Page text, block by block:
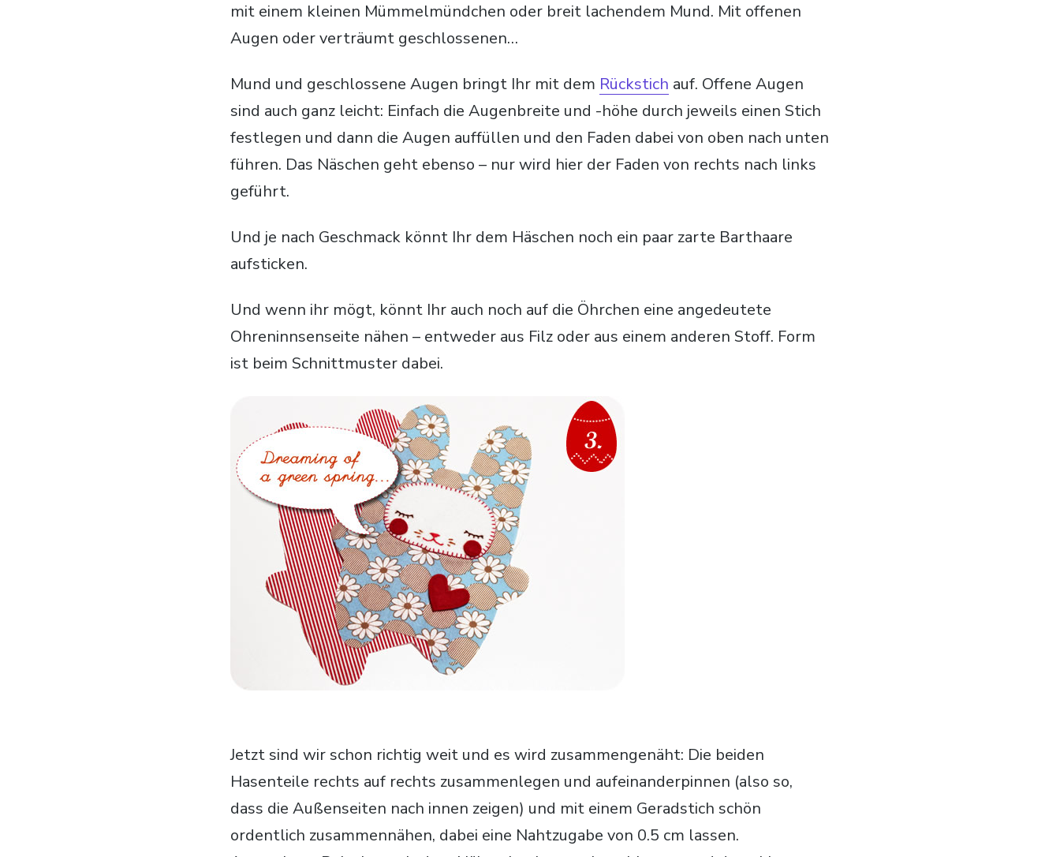
mit einem kleinen Mümmelmündchen oder breit lachendem Mund. Mit offenen
Augen oder verträumt geschlossenen…
Mund und geschlossene Augen bringt Ihr mit dem Rückstich auf. Offene Augen
sind auch ganz leicht: Einfach die Augenbreite und -höhe durch jeweils einen Stich
festlegen und dann die Augen auffüllen und den Faden dabei von oben nach unten
führen. Das Näschen geht ebenso – nur wird hier der Faden von rechts nach links
geführt.
Und je nach Geschmack könnt Ihr dem Häschen noch ein paar zarte Barthaare
aufsticken.
Und wenn ihr mögt, könnt Ihr auch noch auf die Öhrchen eine angedeutete
Ohreninnsenseite nähen – entweder aus Filz oder aus einem anderen Stoff. Form
ist beim Schnittmuster dabei.
Jetzt sind wir schon richtig weit und es wird zusammengenäht: Die beiden
Hasenteile rechts auf rechts zusammenlegen und aufeinanderpinnen (also so,
dass die Außenseiten nach innen zeigen) und mit einem Geradstich schön
ordentlich zusammennähen, dabei eine Nahtzugabe von 0.5 cm lassen.